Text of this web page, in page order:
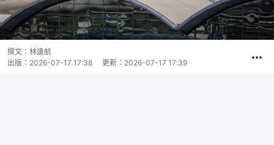
撰文： 林遠航
出版： 2026-07-17 17:38 更新： 2026-07-17 17:39